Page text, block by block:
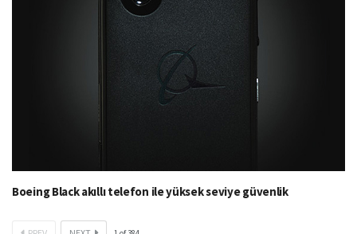
Boeing Black akıllı telefon ile yüksek seviye güvenlik